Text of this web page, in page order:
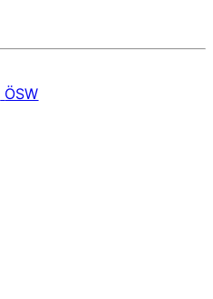
ÖSW